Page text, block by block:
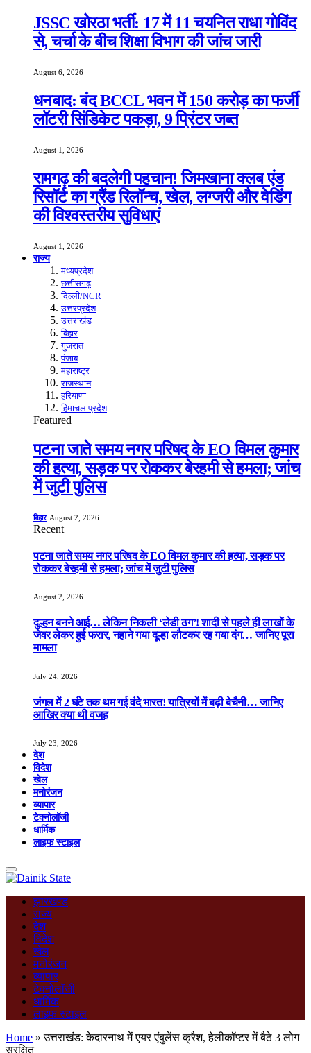
JSSC खोरठा भर्ती: 17 में 11 चयनित राधा गोविंद
से, चर्चा के बीच शिक्षा विभाग की जांच जारी
August 6, 2026
धनबाद: बंद BCCL भवन में 150 करोड़ का फर्जी
लॉटरी सिंडिकेट पकड़ा, 9 प्रिंटर जब्त
August 1, 2026
रामगढ़ की बदलेगी पहचान! जिमखाना क्लब एंड
रिसॉर्ट का ग्रैंड रिलॉन्च, खेल, लग्जरी और वेडिंग
की विश्वस्तरीय सुविधाएं
August 1, 2026
राज्य
मध्यप्रदेश
छत्तीसगढ़
दिल्ली/NCR
उत्तरप्रदेश
उत्तराखंड
बिहार
गुजरात
पंजाब
महाराष्ट्र
राजस्थान
हरियाणा
हिमाचल प्रदेश
Featured
पटना जाते समय नगर परिषद के EO विमल कुमार
की हत्या, सड़क पर रोककर बेरहमी से हमला; जांच
में जुटी पुलिस
बिहार August 2, 2026
Recent
पटना जाते समय नगर परिषद के EO विमल कुमार की हत्या, सड़क पर
रोककर बेरहमी से हमला; जांच में जुटी पुलिस
August 2, 2026
दुल्हन बनने आई… लेकिन निकली ‘लेडी ठग’! शादी से पहले ही लाखों के
जेवर लेकर हुई फरार, नहाने गया दूल्हा लौटकर रह गया दंग… जानिए पूरा
मामला
July 24, 2026
जंगल में 2 घंटे तक थम गई वंदे भारत! यात्रियों में बढ़ी बेचैनी… जानिए
आखिर क्या थी वजह
July 23, 2026
देश
विदेश
खेल
मनोरंजन
व्यापार
टेक्नोलॉजी
धार्मिक
लाइफ स्टाइल
झारखण्ड
राज्य
देश
विदेश
खेल
मनोरंजन
व्यापार
टेक्नोलॉजी
धार्मिक
लाइफ स्टाइल
Home »उत्तराखंड: केदारनाथ में एयर एंबुलेंस क्रैश, हेलीकॉप्टर में बैठे 3 लोग
सुरक्षित